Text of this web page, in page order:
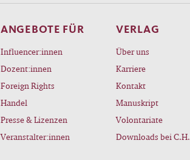
ANGEBOTE FÜR
Influencer:innen
Dozent:innen
Foreign Rights
Handel
Presse & Lizenzen
Veranstalter:innen
VERLAG
Über uns
Karriere
Kontakt
Manuskript
Volontariate
Downloads bei